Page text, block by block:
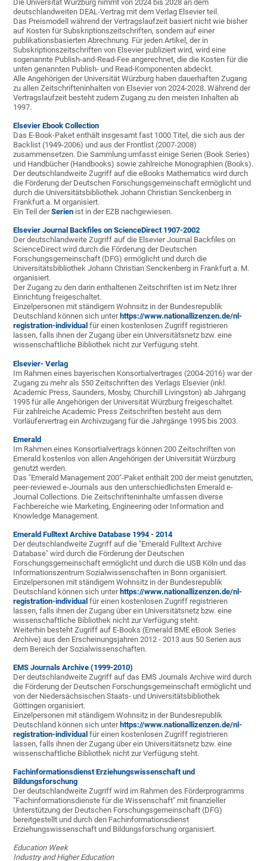
Die Universität Würzburg nimmt von 2024 bis 2028 an dem
deutschlandweiten DEAL-Vertrag mit dem Verlag Elsevier teil.
Das Preismodell während der Vertragslaufzeit basiert nicht wie bisher
auf Kosten für Subskriptionszeitschriften, sondern auf einer
publikationsbasierten Abrechnung. Für jeden Artikel, der in
Subskriptionszeitschriften von Elsevier publiziert wird, wird eine
sogenannte Publish-and-Read-Fee angerechnet, die die Kosten für die
unten genannten Publish- und Read-Komponenten abdeckt.
Alle Angehörigen der Universität Würzburg haben dauerhaften Zugang
zu allen Zeitschrifteninhalten von Elsevier von 2024-2028. Während der
Vertragslaufzeit besteht zudem Zugang zu den meisten Inhalten ab
1997.
Elsevier Ebook Collection
Das E-Book-Paket enthält insgesamt fast 1000 Titel, die sich aus der
Backlist (1949-2006) und aus der Frontlist (2007-2008)
zusammensetzen. Die Sammlung umfasst einige Serien (Book Series)
und Handbücher (Handbooks) sowie zahlreiche Monographien (Books).
Der deutschlandweite Zugriff auf die eBooks Mathematics wird durch
die Förderung der Deutschen Forschungsgemeinschaft ermöglicht und
durch die Universitätsbibliothek Johann Christian Senckenberg in
Frankfurt a. M organisiert.
Ein Teil derSerien ist in der EZB nachgewiesen.
Elsevier Journal Backfiles on ScienceDirect 1907-2002
Der deutschlandweite Zugriff auf die Elsevier Journal Backfiles on
ScienceDirect wird durch die Förderung der Deutschen
Forschungsgemeinschaft (DFG) ermöglicht und durch die
Universitätsbibliothek Johann Christian Senckenberg in Frankfurt a. M.
organisiert.
Der Zugang zu den darin enthaltenen Zeitschriften ist im Netz Ihrer
Einrichtung freigeschaltet.
Einzelpersonen mit ständigem Wohnsitz in der Bundesrepublik
Deutschland können sich unter https://www.nationallizenzen.de/nl-
registration-individual für einen kostenlosen Zugriff registrieren
lassen, falls ihnen der Zugang über ein Universitätsnetz bzw. eine
wissenschaftliche Bibliothek nicht zur Verfügung steht.
Elsevier- Verlag
Im Rahmen eines bayerischen Konsortialvertrages (2004-2016) war der
Zugang zu mehr als 550 Zeitschriften des Verlags Elsevier (inkl.
Academic Press, Saunders, Mosby, Churchill Livingston) ab Jahrgang
1995 für alle Angehörigen der Universität Würzburg freigeschaltet.
Für zahlreiche Academic Press Zeitschriften besteht aus dem
Vorläufervertrag ein Archivzugang für die Jahrgänge 1995 bis 2003.
Emerald
Im Rahmen eines Konsortialvertrags können 200 Zeitschriften von
Emerald kostenlos von allen Angehörigen der Universität Würzburg
genutzt werden.
Das "Emerald Management 200"-Paket enthält 200 der meist genutzten,
peer-reviewed e-Journals aus den unterschiedlichsten Emerald e-
Journal Collections. Die Zeitschrifteninhalte umfassen diverse
Fachbereiche wie Marketing, Engineering oder Information and
Knowledge Management.
Emerald Fulltext Archive Database 1994 - 2014
Der deutschlandweite Zugriff auf die "Emerald Fulltext Archive
Database" wird durch die Förderung der Deutschen
Forschungsgemeinschaft ermöglicht und durch die USB Köln und das
Informationszentrum Sozialwissenschaften in Bonn organisiert.
Einzelpersonen mit ständigem Wohnsitz in der Bundesrepublik
Deutschland können sich unter https://www.nationallizenzen.de/nl-
registration-individual für einen kostenlosen Zugriff registrieren
lassen, falls ihnen der Zugang über ein Universitätsnetz bzw. eine
wissenschaftliche Bibliothek nicht zur Verfügung steht.
Weiterhin besteht Zugriff auf E-Books (Emerald BME eBook Series
Archive) aus den Erscheinungsjahren 2012 - 2013 aus 50 Serien aus
dem Bereich der Sozialwissenschaften.
EMS Journals Archive (1999-2010)
Der deutschlandweite Zugriff auf das EMS Journals Archive wird durch
die Förderung der Deutschen Forschungsgemeinschaft ermöglicht und
von der Niedersächsischen Staats- und Universitätsbibliothek
Göttingen organisiert.
Einzelpersonen mit ständigem Wohnsitz in der Bundesrepublik
Deutschland können sich unter https://www.nationallizenzen.de/nl-
registration-individual für einen kostenlosen Zugriff registrieren
lassen, falls ihnen der Zugang über ein Universitätsnetz bzw. eine
wissenschaftliche Bibliothek nicht zur Verfügung steht.
Fachinformationsdienst Erziehungswissenschaft und
Bildungsforschung
Der deutschlandweite Zugriff wird im Rahmen des Förderprogramms
"Fachinformationsdienste für die Wissenschaft" mit finanzieller
Unterstützung der Deutschen Forschungsgemeinschaft (DFG)
bereitgestellt und durch den Fachinformationsdienst
Erziehungswissenschaft und Bildungsforschung organisiert.
Education Week
Industry and Higher Education